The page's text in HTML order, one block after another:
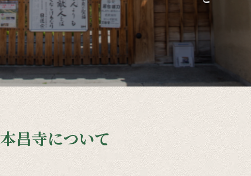
本昌寺について